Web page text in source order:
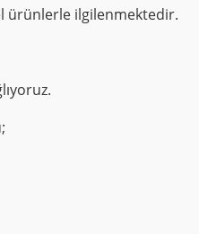
ürünlerle ilgilenmektedir.